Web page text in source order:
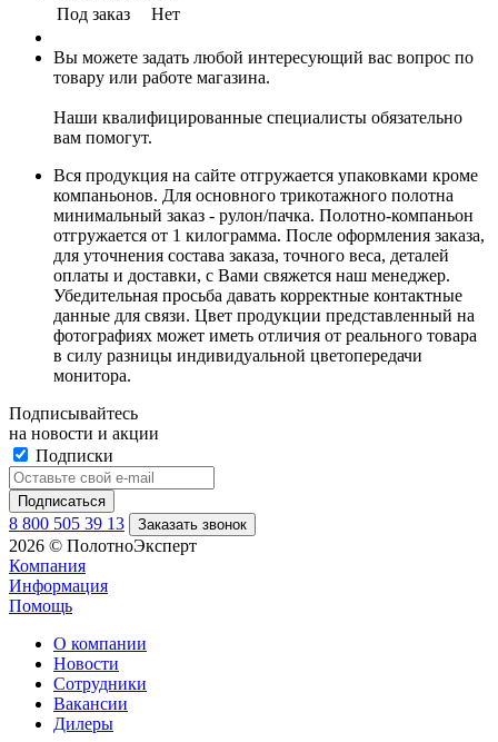
Под заказ
Нет
Вы можете задать любой интересующий вас вопрос по
товару или работе магазина.
Наши квалифицированные специалисты обязательно
вам помогут.
Вся продукция на сайте отгружается упаковками кроме
компаньонов. Для основного трикотажного полотна
минимальный заказ - рулон/пачка. Полотно-компаньон
отгружается от 1 килограмма. После оформления заказа,
для уточнения состава заказа, точного веса, деталей
оплаты и доставки, с Вами свяжется наш менеджер.
Убедительная просьба давать корректные контактные
данные для связи. Цвет продукции представленный на
фотографиях может иметь отличия от реального товара
в силу разницы индивидуальной цветопередачи
монитора.
Подписывайтесь
на новости и акции
Подписки
8 800 505 39 13 Заказать звонок
2026 © ПолотноЭксперт
Компания
Информация
Помощь
О компании
Новости
Сотрудники
Вакансии
Дилеры